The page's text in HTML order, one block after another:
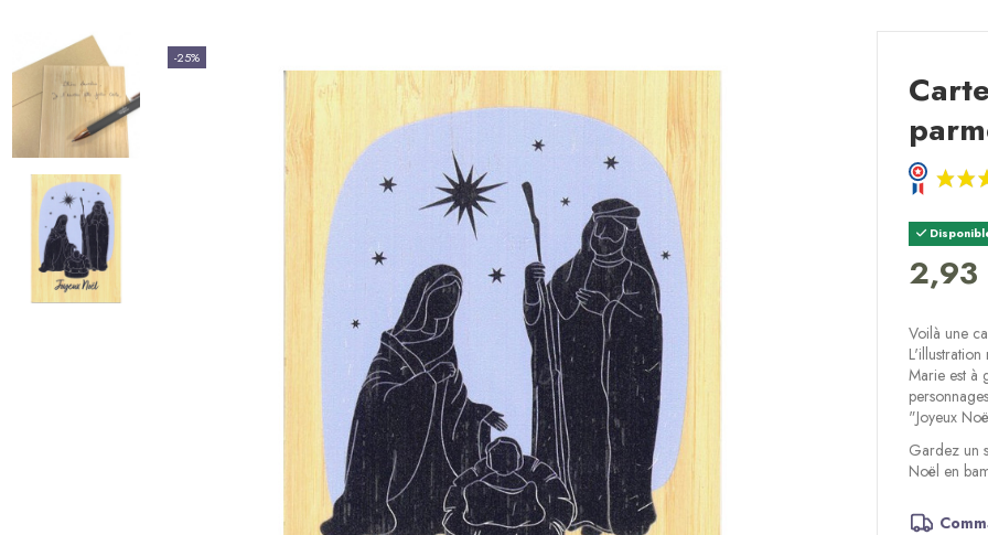
-25%
Voilà une
Marie est à
"Joyeux
Gardez un
Noël en